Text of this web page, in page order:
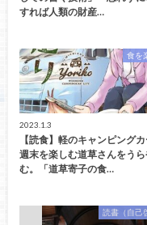
すれば人類の財産…
食を
2023.1.3
【読食】軽のキャンピング
週末を楽しむ道草さんをう
む。「道草寄子の食…
読書（自己